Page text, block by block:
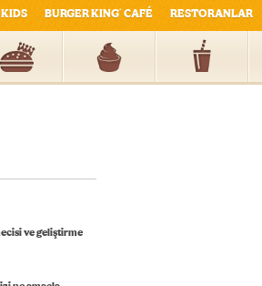
KIDS BURGER KING® CAFÉ RESTORANLAR
ve geliştirme